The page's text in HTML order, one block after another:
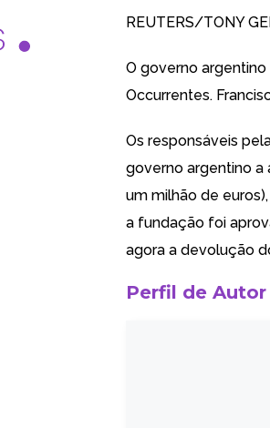
REUTERS/TONY
O governo
Occurrentes.
Os responsáveis
governo argentino a
um milhão de
a fundação foi
agora a devolução
Perfil de Autor